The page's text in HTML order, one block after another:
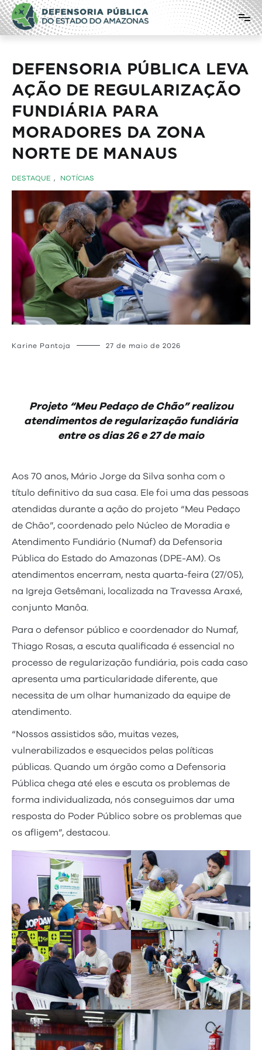
Pular
para
o
conteúdo
Defensoria Pública do Estado do
Amazonas
DEFENSORIA PÚBLICA LEVA
AÇÃO DE REGULARIZAÇÃO
FUNDIÁRIA PARA
MORADORES DA ZONA
NORTE DE MANAUS
DESTAQUE , NOTÍCIAS
Karine Pantoja 27 de maio de 2026
Projeto “Meu Pedaço de Chão” realizou
atendimentos de regularização fundiária
entre os dias 26 e 27 de maio
Aos 70 anos, Mário Jorge da Silva sonha com o
título definitivo da sua casa. Ele foi uma das pessoas
atendidas durante a ação do projeto “Meu Pedaço
de Chão”, coordenado pelo Núcleo de Moradia e
Atendimento Fundiário (Numaf) da Defensoria
Pública do Estado do Amazonas (DPE-AM). Os
atendimentos encerram, nesta quarta-feira (27/05),
na Igreja Getsêmani, localizada na Travessa Araxé,
conjunto Manôa.
Para o defensor público e coordenador do Numaf,
Thiago Rosas, a escuta qualificada é essencial no
processo de regularização fundiária, pois cada caso
apresenta uma particularidade diferente, que
necessita de um olhar humanizado da equipe de
atendimento.
“Nossos assistidos são, muitas vezes,
vulnerabilizados e esquecidos pelas políticas
públicas. Quando um órgão como a Defensoria
Pública chega até eles e escuta os problemas de
forma individualizada, nós conseguimos dar uma
resposta do Poder Público sobre os problemas que
os afligem”, destacou.